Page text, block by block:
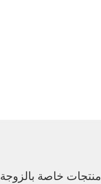
منتجات خاصة بالزوجة